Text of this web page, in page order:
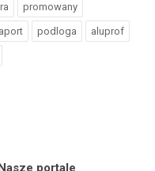
promowany
podloga aluprof
portale